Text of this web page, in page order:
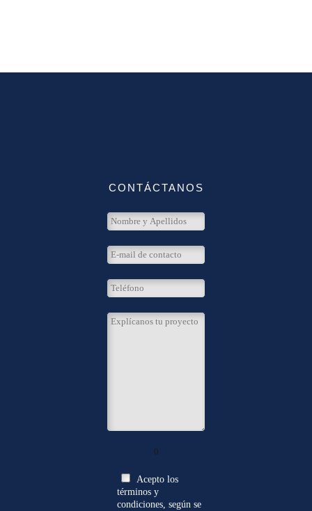
CONTÁCTANOS
0
Acepto los
términos y
condiciones, según se